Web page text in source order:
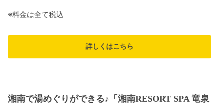
※料金は全て税込
詳しくはこちら
湘南で湯めぐりができる♪「湘南RESORT SPA 竜泉